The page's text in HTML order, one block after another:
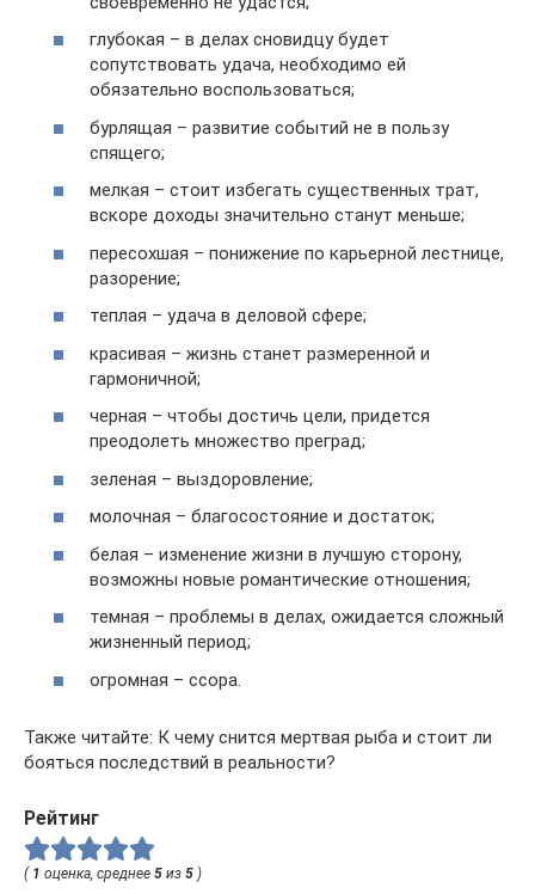
глубокая – в делах сновидцу будет
сопутствовать удача, необходимо ей
обязательно воспользоваться;
бурлящая – развитие событий не в пользу
спящего;
мелкая – стоит избегать существенных трат,
вскоре доходы значительно станут меньше;
пересохшая – понижение по карьерной лестнице,
разорение;
теплая – удача в деловой сфере;
красивая – жизнь станет размеренной и
гармоничной;
черная – чтобы достичь цели, придется
преодолеть множество преград;
зеленая – выздоровление;
молочная – благосостояние и достаток;
белая – изменение жизни в лучшую сторону,
возможны новые романтические отношения;
темная – проблемы в делах, ожидается сложный
жизненный период;
огромная – ссора.
Также читайте: К чему снится мертвая рыба и стоит ли
бояться последствий в реальности?
Рейтинг
( 1 оценка, среднее 5 из 5 )